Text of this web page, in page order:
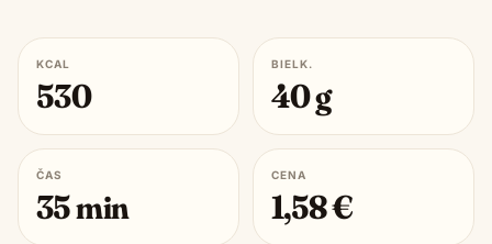
KCAL
530
BIELK.
40g
ČAS
35min
CENA
1,58€